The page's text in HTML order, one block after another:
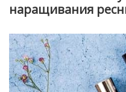
наращивания